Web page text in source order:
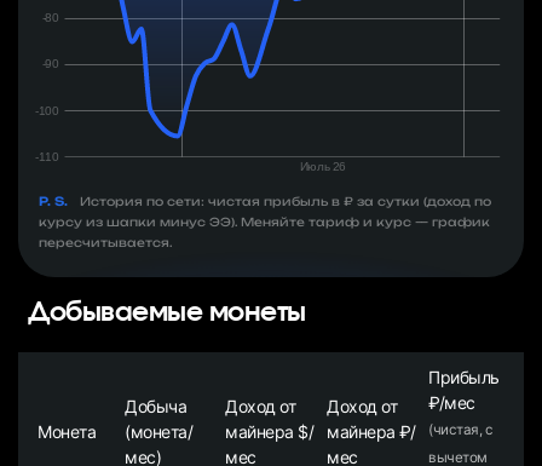
P. S.
История по сети: чистая прибыль в ₽ за сутки (доход по
курсу из шапки минус ЭЭ). Меняйте тариф и курс — график
пересчитывается.
Добываемые монеты
Монета
Добыча
(монета/
мес)
Доход от
майнера $/
мес
Доход от
майнера ₽/
мес
Прибыль
₽/мес
(чистая, с
вычетом